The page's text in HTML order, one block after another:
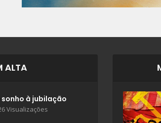
ALTA
sonho à jubilação
Visualizações